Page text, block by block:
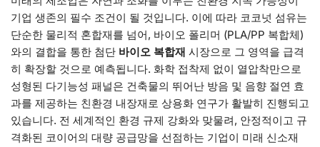
기업 생존의 필수 조건이 될 것입니다. 이에 따라 코코넛 섬유는
단순한 물리적 혼합재를 넘어, 바이오 폴리머 (PLA/PP 복합체)
와의 결합을 통한 첨단 바이오 복합재 시장으로 그 영역을 급격
히 확장할 것으로 예측됩니다. 화학 접착제 없이 열압착만으로
성형된 다기능성 패널은 건축물의 뛰어난 방음 및 음향 절연 효
과를 제공하는 친환경 내장재로 상용화 연구가 활발히 진행되고
있습니다. 전 세계적인 환경 규제 강화와 맞물려, 안정적이고 규
격화된 코이어의 대량 공급망을 선점하는 기업이 미래 신소재